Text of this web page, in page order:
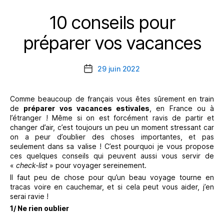
Catégories
10 conseils pour
préparer vos vacances
Date29 juin 2022
Comme beaucoup de français vous êtes sûrement en train
de préparer vos vacances estivales , en France ou à
l’étranger ! Même si on est forcément ravis de partir et
changer d’air, c’est toujours un peu un moment stressant car
on a peur d’oublier des choses importantes, et pas
seulement dans sa valise ! C’est pourquoi je vous propose
ces quelques conseils qui peuvent aussi vous servir de
« check-list » pour voyager sereinement.
Il faut peu de chose pour qu’un beau voyage tourne en
tracas voire en cauchemar, et si cela peut vous aider, j’en
serai ravie !
1/ Ne rien oublier